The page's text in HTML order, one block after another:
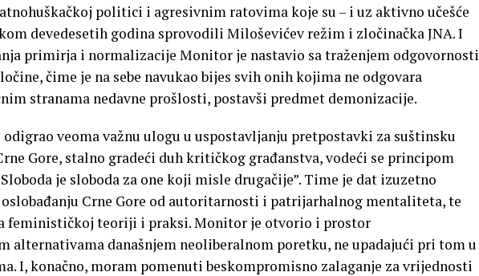
politici i agresivnim ratovima koje su – i uz aktivno učešće
devedesetih godina sprovodili Miloševićev režim i zločinačka JNA. I
primirja i normalizacije Monitor je nastavio sa traženjem odgovornosti
čime je na sebe navukao bijes svih onih kojima ne odgovara
stranama nedavne prošlosti, postavši predmet demonizacije.
veoma važnu ulogu u uspostavljanju pretpostavki za suštinsku
Gore, stalno gradeći duh kritičkog građanstva, vodeći se principom
je sloboda za one koji misle drugačije”. Time je dat izuzetno
Crne Gore od autoritarnosti i patrijarhalnog mentaliteta, te
feminističkoj teoriji i praksi. Monitor je otvorio i prostor
alternativama današnjem neoliberalnom poretku, ne upadajući pri tom u
I, konačno, moram pomenuti beskompromisno zalaganje za vrijednosti